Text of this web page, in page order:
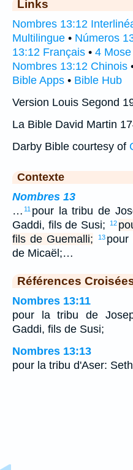
Links
Nombres 13:12
Multilingue • Números
13:12 Français • 4
Nombres 13:12 Chinois
Bible Apps • Bible Hub
Version Louis Segond
La Bible David Martin
Darby Bible courtesy of
Contexte
Nombres 13
… 11 pour la tribu de
Gaddi, fils de Susi;
12
fils de Guemalli;
13 pour
de Micaël;…
Références
Nombres 13:11
pour la tribu de
Gaddi, fils de Susi;
Nombres 13:13
pour la tribu d'Aser: